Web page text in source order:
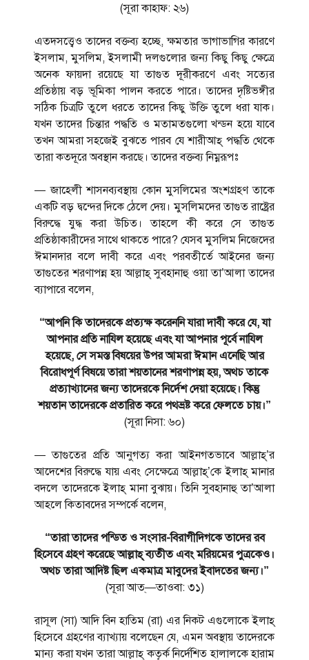
(সূরা কাহাফ: ২৬)
এতদসত্ত্বেও তাদের বক্তব্য হচ্ছে, ক্ষমতার ভাগাভাগির কারণে
ইসলাম, মুসলিম, ইসলামী দলগুলোর জন্য কিছু কিছু ক্ষেত্রে
অনেক ফায়দা রয়েছে যা তাগুত দূরীকরণে এবং সত্যের
প্রতিষ্ঠায় বড় ভূমিকা পালন করতে পারে। তাদের দৃষ্টিভঙ্গীর
সঠিক চিত্রটি তুলে ধরতে তাদের কিছু উক্তি তুলে ধরা যাক।
যখন তাদের চিন্তার পদ্ধতি ও মতামতগুলো খন্ডন হয়ে যাবে
তখন আমরা সহজেই বুঝতে পারব যে শারীআহ্ পদ্ধতি থেকে
তারা কতদূরে অবস্থান করছে। তাদের বক্তব্য নিম্নরূপঃ
— জাহেলী শাসনব্যবস্থায় কোন মুসলিমের অংশগ্রহণ তাকে
একটি বড় দ্বন্দের দিকে ঠেলে দেয়। মুসলিমদের তাগুত রাষ্ট্রের
বিরুদ্ধে যুদ্ধ করা উচিত। তাহলে কী করে সে তাগুত
প্রতিষ্ঠাকারীদের সাথে থাকতে পারে? যেসব মুসলিম নিজেদের
ঈমানদার বলে দাবী করে এবং পরবতীর্তে আইনের জন্য
তাগুতের শরণাপন্ন হয় আল্লাহ্ সুবহানাহু ওয়া তা’আলা তাদের
ব্যাপারে বলেন,
“আপনি কি তাদেরকে প্রত্যক্ষ করেননি যারা দাবী করে যে, যা
আপনার প্রতি নাযিল হয়েছে এবং যা আপনার পূর্বে নাযিল
হয়েছে, সে সমস্ত বিষয়ের উপর আমরা ঈমান এনেছি আর
বিরোধপূর্ণ বিষয়ে তারা শয়তানের শরণাপন্ন হয়, অথচ তাকে
প্রত্যাখ্যানের জন্য তাদেরকে নির্দেশ দেয়া হয়েছে। কিন্তু
শয়তান তাদেরকে প্রতারিত করে পথভ্রষ্ট করে ফেলতে চায়।”
(সূরা নিসা: ৬০)
— তাগুতের প্রতি আনুগত্য করা আইনগতভাবে আল্লাহ্’র
আদেশের বিরুদ্ধে যায় এবং সেক্ষেত্রে আল্লাহ্’কে ইলাহ্ মানার
বদলে তাদেরকে ইলাহ্ মানা বুঝায়। তিনি সুবহানাহু তা’আলা
আহলে কিতাবদের সম্পর্কে বলেন,
“তারা তাদের পন্ডিত ও সংসার-বিরাগীদিগকে তাদের রব
হিসেবে গ্রহণ করেছে আল্লাহ্ ব্যতীত এবং মরিয়মের পুত্রকেও।
অথচ তারা আদিষ্ট ছিল একমাত্র মাবুদের ইবাদতের জন্য।”
(সূরা আত্—তাওবা: ৩১)
রাসূল (সা) আদি বিন হাতিম (রা) এর নিকট এগুলোকে ইলাহ্
হিসেবে গ্রহণের ব্যাখ্যায় বলেছেন যে, এমন অবস্থায় তাদেরকে
মান্য করা যখন তারা আল্লাহ্ কতৃর্ক নির্দেশিত হালালকে হারাম